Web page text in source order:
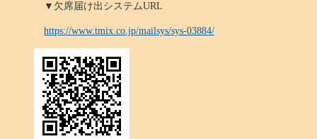
▼欠席届け出システムURL
https://www.tmix.co.jp/mailsys/sys-03884/